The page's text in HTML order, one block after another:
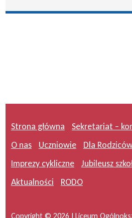
Strona główna Sekretariat –
O nas
Uczniowie
Dla
Imprezy cykliczne
Jubileusz
Aktualności
RODO
Copyright © 2026 I Liceum